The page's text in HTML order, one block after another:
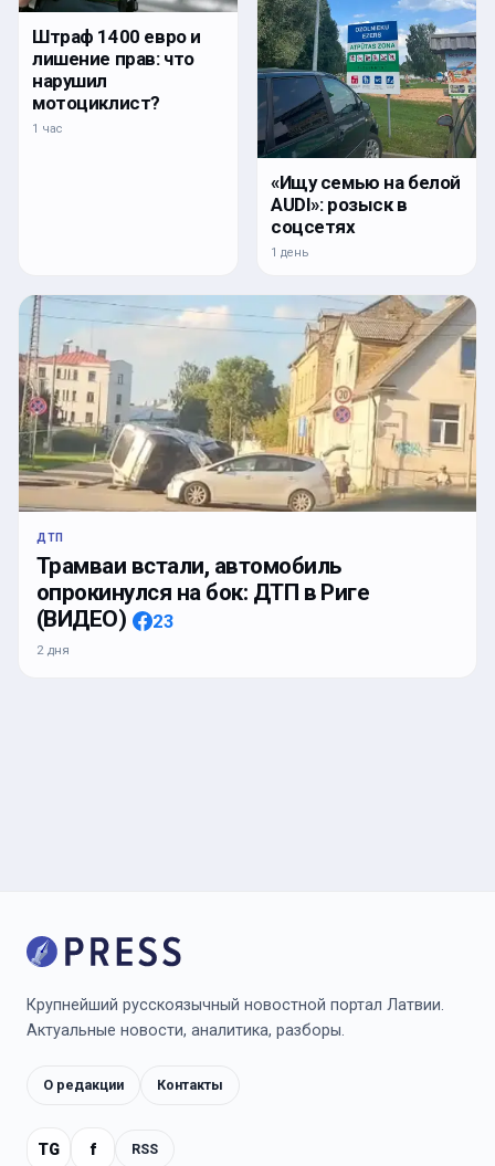
Штраф 1400 евро и
лишение прав: что
нарушил
мотоциклист?
1 час
«Ищу семью на белой
AUDI»: розыск в
соцсетях
1 день
ДТП
Трамваи встали, автомобиль
опрокинулся на бок: ДТП в Риге
(ВИДЕО)
23
2 дня
Крупнейший русскоязычный новостной портал Латвии.
Актуальные новости, аналитика, разборы.
О редакции Контакты
TG f RSS